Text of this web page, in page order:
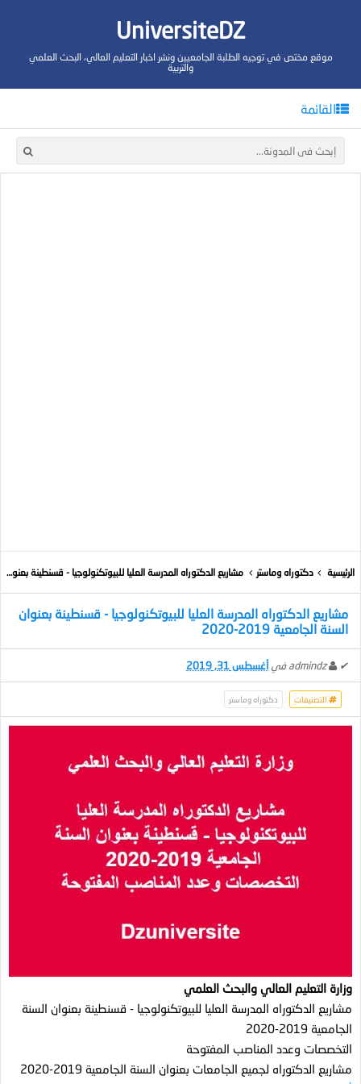
UniversiteDZ
موقع مختص في توجيه الطلبة الجامعيين ونشر اخبار التعليم العالي، البحث العلمي
والتربية
القائمة
الرئيسية دكتوراه وماستر مشاريع الدكتوراه المدرسة العليا للبيوتكنولوجيا - قسنطينة بعنوان السنة الجامعية 2019-2020
مشاريع الدكتوراه المدرسة العليا للبيوتكنولوجيا - قسنطينة بعنوان
السنة الجامعية 2019-2020
✔
admindz فيأغسطس 31, 2019
التصنيفات دكتوراه وماستر
وزارة التعليم العالي والبحث العلمي
مشاريع الدكتوراه المدرسة العليا للبيوتكنولوجيا - قسنطينة بعنوان السنة
الجامعية 2019-2020
التخصصات وعدد المناصب المفتوحة
مشاريع الدكتوراه لجميع الجامعات بعنوان السنة الجامعية 2019-2020